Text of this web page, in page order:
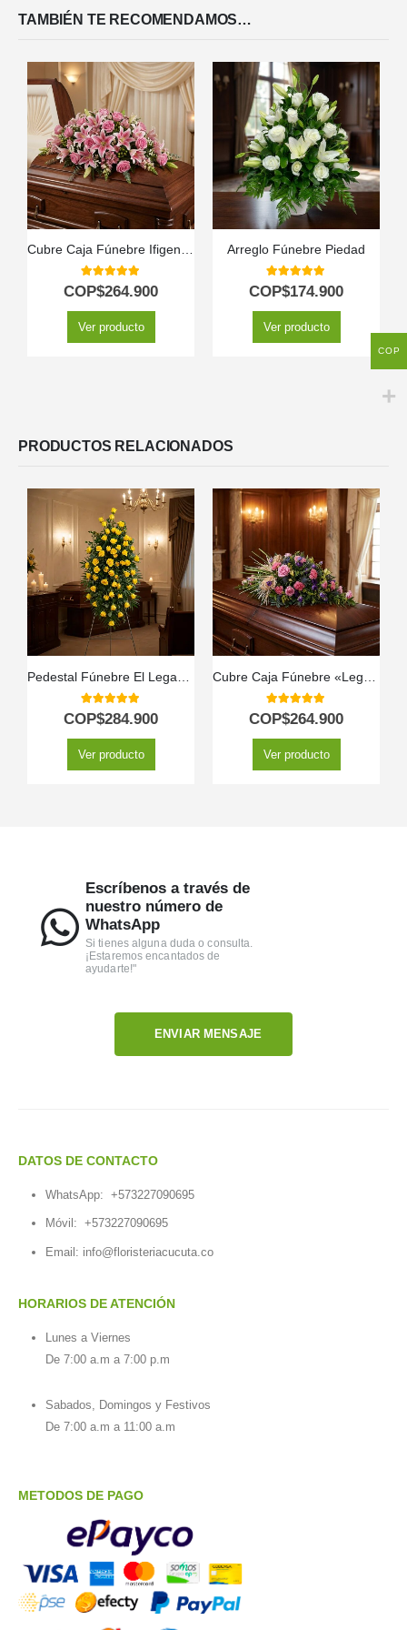
TAMBIÉN TE RECOMENDAMOS…
Cubre Caja Fúnebre Ifigenia: Un Homenaje Floral Conmovedor 🕊️
5.00out of 5
COP$264.900
Ver producto
Arreglo Fúnebre Piedad
5.00out of 5
COP$174.900
Ver producto
PRODUCTOS RELACIONADOS
5.00out of 5
COP$284.900
Ver producto
5.00out of 5
COP$264.900
Ver producto
Escríbenos a través de
nuestro número de
WhatsApp
Si tienes alguna duda o consulta.
¡Estaremos encantados de
ayudarte!"
ENVIAR MENSAJE
DATOS DE CONTACTO
WhatsApp: +573227090695
Móvil: +573227090695
Email: info@floristeriacucuta.co
HORARIOS DE ATENCIÓN
Lunes a Viernes
De 7:00 a.m a 7:00 p.m
Sabados, Domingos y Festivos
De 7:00 a.m a 11:00 a.m
METODOS DE PAGO
COP